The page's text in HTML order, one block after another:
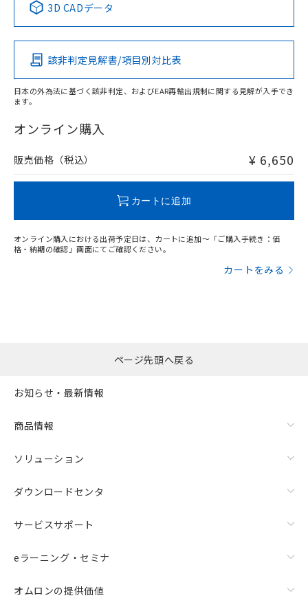
Pb Hg Cd Cr(VI)
O
在庫等で未対応品が混在する可能性があります。
問い合わせください。
この製品の規格認証/適合状況ページへ
その他の認証はこちらのページからご検索ください
3D CADデータ
該非判定見解書/項目別対比表
日本の外為法に基づく該非判定、およびEAR再輸出規制に関する見解が入手でき
ます。
オンライン購入
販売価格（税込） ¥ 6,650
カートに追加
オンライン購入における出荷予定日は、カートに追加～「ご購入手続き：価
格・納期の確認」画面にてご確認ください。
カートをみる
ページ先頭へ戻る
お知らせ・最新情報
商品情報
ソリューション
ダウンロードセンタ
サービスサポート
eラーニング・セミナ
オムロンの提供価値